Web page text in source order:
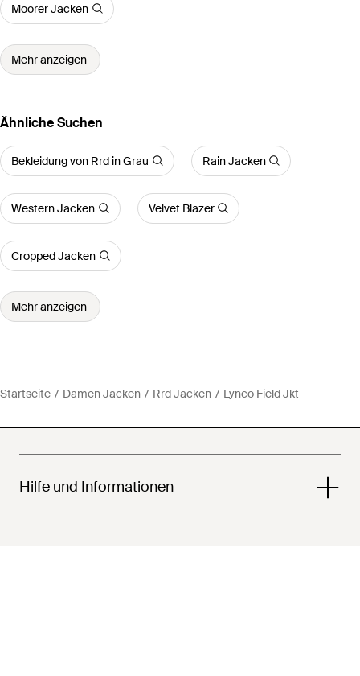
Moorer Jacken
Mehr anzeigen
Ähnliche Suchen
Bekleidung von Rrd in Grau Rain Jacken
Western Jacken Velvet Blazer
Cropped Jacken
Mehr anzeigen
Startseite Damen Jacken Rrd Jacken Lynco Field Jkt
Hilfe und Informationen